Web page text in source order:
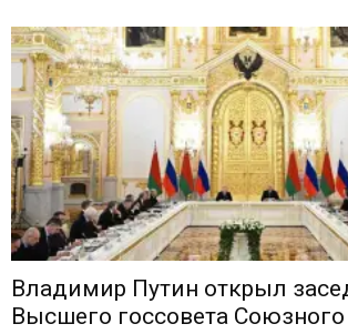
Владимир Путин открыл
Высшего госсовета Союзного